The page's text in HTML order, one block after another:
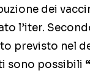
dei
l’iter.
previsto nel
sono possibili